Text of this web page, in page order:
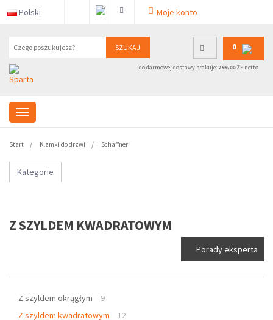
Polski Moje konto
SZUKAJ 0
do darmowej dostawy brakuje: 299.00ZŁ netto
Start Klamki do drzwi Schaffner
Kategorie
Z SZYLDEM KWADRATOWYM
Porady eksperta
Z szyldem okrągłym
9
Z szyldem kwadratowym
12